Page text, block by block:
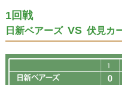
1回戦
日新ベアーズ VS 伏見カ